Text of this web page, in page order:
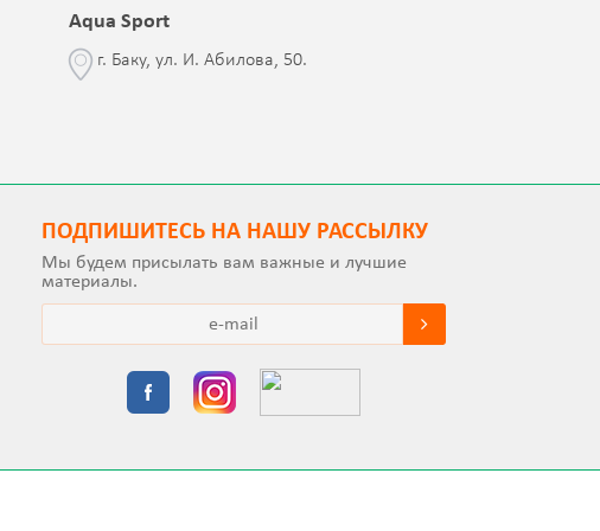
Aqua Sport
г. Баку, ул. И. Абилова, 50.
ПОДПИШИТEСЬ НА НАШУ РАССЫЛКУ
Мы будем присылать вам важные и лучшие
материалы.